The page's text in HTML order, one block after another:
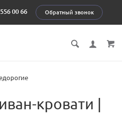
00 66 Обратный звонок
кровати |